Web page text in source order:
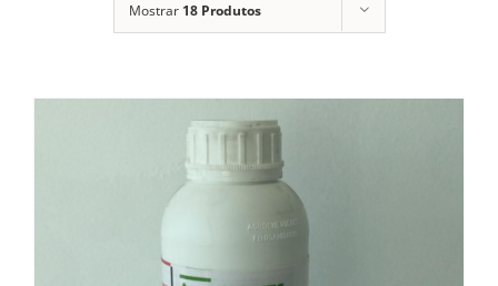
Mostrar 18 Produtos